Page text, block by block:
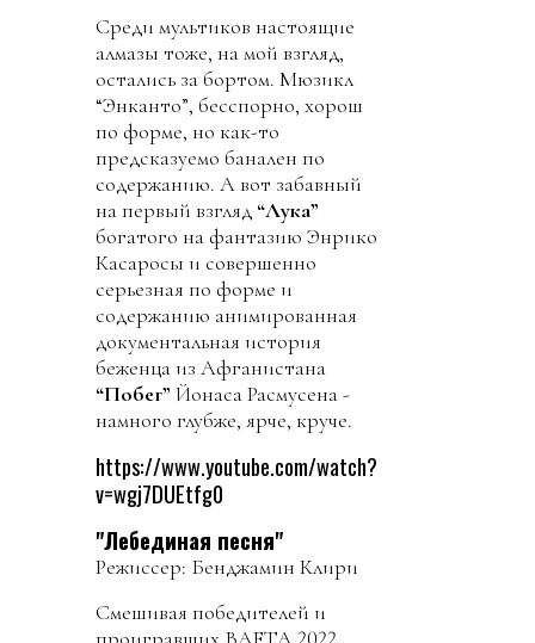
Среди мультиков настоящие
алмазы тоже, на мой взгляд,
остались за бортом. Мюзикл
“Энканто”, бесспорно, хорош
по форме, но как-то
предсказуемо банален по
содержанию. А вот забавный
на первый взгляд “Лука”
богатого на фантазию Энрико
Касаросы и совершенно
серьезная по форме и
содержанию анимированная
документальная история
беженца из Афганистана
“Побег” Йонаса Расмусена -
намного глубже, ярче, круче.
https://www.youtube.com/watch?
v=wgj7DUEtfg0
"Лебединая песня"
Режиссер: Бенджамин Клири
Смешивая победителей и